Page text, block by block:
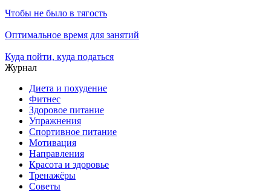
Чтобы не было в тягость
Оптимальное время для занятий
Куда пойти, куда податься
Журнал
Диета и похудение
Фитнес
Здоровое питание
Упражнения
Спортивное питание
Мотивация
Направления
Красота и здоровье
Тренажёры
Советы